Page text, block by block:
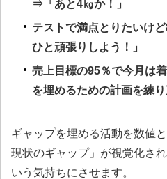
⇒「あと4㎏か！」
テストで満点とりたいけ
ひと頑張りしよう！」
売上目標の95％で今月は
を埋めるための計画を練り
ギャップを埋める活動を数値
現状のギャップ」が視覚化され
いう気持ちにさせます。